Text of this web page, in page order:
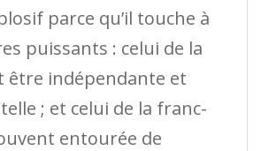
parce qu’il touche à
puissants : celui de la
être indépendante et
; et celui de la franc-
entourée de